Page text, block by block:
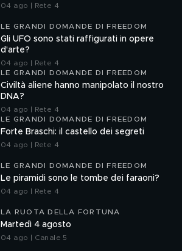
04 ago | Rete 4
LE GRANDI DOMANDE DI FREEDOM
Gli UFO sono stati raffigurati in opere
d'arte?
04 ago | Rete 4
LE GRANDI DOMANDE DI FREEDOM
Civiltà aliene hanno manipolato il nostro
DNA?
04 ago | Rete 4
LE GRANDI DOMANDE DI FREEDOM
Forte Braschi: il castello dei segreti
04 ago | Rete 4
LE GRANDI DOMANDE DI FREEDOM
Le piramidi sono le tombe dei faraoni?
04 ago | Rete 4
LA RUOTA DELLA FORTUNA
Martedì 4 agosto
04 ago | Canale 5